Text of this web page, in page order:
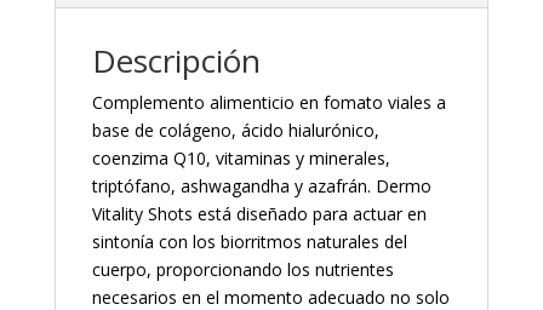
Descripción
Complemento alimenticio en fomato viales a
base de colágeno, ácido hialurónico,
coenzima Q10, vitaminas y minerales,
triptófano, ashwagandha y azafrán. Dermo
Vitality Shots está diseñado para actuar en
sintonía con los biorritmos naturales del
cuerpo, proporcionando los nutrientes
necesarios en el momento adecuado no solo